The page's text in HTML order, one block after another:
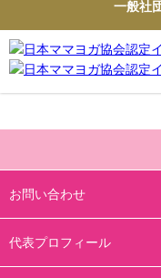
一般社
お問い合わせ
代表プロフィール